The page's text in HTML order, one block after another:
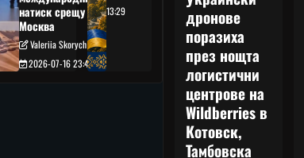
натиск срещу
Москва
Valeriia Skorych
2026-07-16 23:49
13:29
дронове
поразиха
през нощта
логистични
центрове на
Wildberries в
Котовск,
Тамбовска